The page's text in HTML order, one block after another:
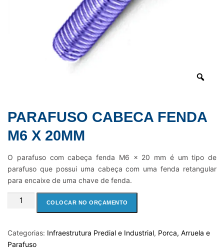
PARAFUSO CABECA FENDA
M6 X 20MM
O parafuso com cabeça fenda M6 x 20 mm é um tipo de
parafuso que possui uma cabeça com uma fenda retangular
para encaixe de uma chave de fenda.
PARAFUSO
M6
X
COLOCAR NO ORÇAMENTO
Categorias: Infraestrutura Predial e Industrial, Porca, Arruela e
Parafuso